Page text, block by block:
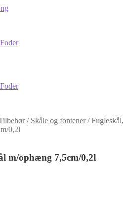
/ Skåle og fontener/Fugleskål,
0,2l
m/ophæng 7,5cm/0,2l